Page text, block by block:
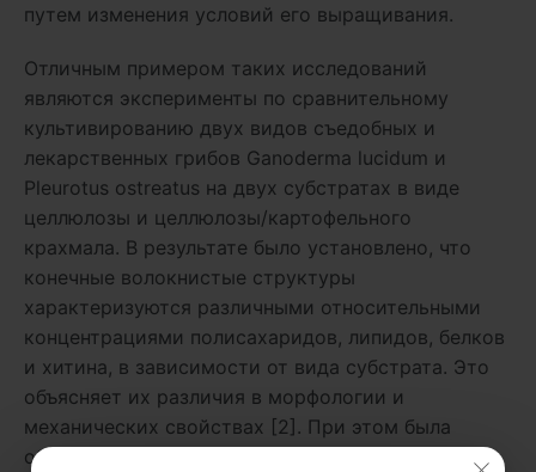
путем изменения условий его выращивания.
Отличным примером таких исследований
являются эксперименты по сравнительному
культивированию двух видов съедобных и
лекарственных грибов Ganoderma lucidum и
Pleurotus ostreatus на двух субстратах в виде
целлюлозы и целлюлозы/картофельного
крахмала. В результате было установлено, что
конечные волокнистые структуры
характеризуются различными относительными
концентрациями полисахаридов, липидов, белков
и хитина, в зависимости от вида субстрата. Это
объясняет их различия в морфологии и
механических свойствах [2]. При этом была
обнаружена корреляция величин